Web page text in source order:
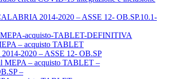
2014-2020 – ASSE 12- OB.SP.10.1-
MEPA-acquisto-TABLET-DEFINITIVA
– acquisto TABLET
2020 – ASSE 12- OB.SP
MEPA – acquisto TABLET –
–